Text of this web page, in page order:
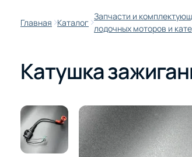
Главная Каталог
Запчасти и
лодочных моторов и
Катушка